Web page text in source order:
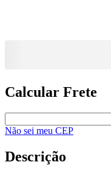
Calcular Frete
Não sei meu CEP
Descrição